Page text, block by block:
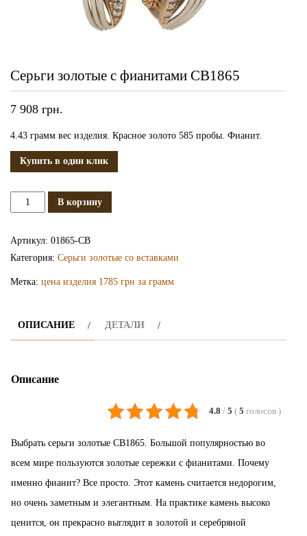
Серьги золотые с фианитами СВ1865
7 908 грн.
4.43 грамм вес изделия. Красное золото 585 пробы. Фианит.
Купить в один клик
Количество
СВ1865
В корзину
Артикул: 01865-СВ
Категория: Серьги золотые со вставками
Метка: цена изделия 1785 грн за грамм
ОПИСАНИЕ ДЕТАЛИ
Описание
4.8 / 5 ( 5 голосов )
Выбрать серьги золотые СВ1865. Большой популярностью во
всем мире пользуются золотые сережки с фианитами. Почему
именно фианит? Все просто. Этот камень считается недорогим,
но очень заметным и элегантным. На практике камень высоко
ценится, он прекрасно выглядит в золотой и серебряной